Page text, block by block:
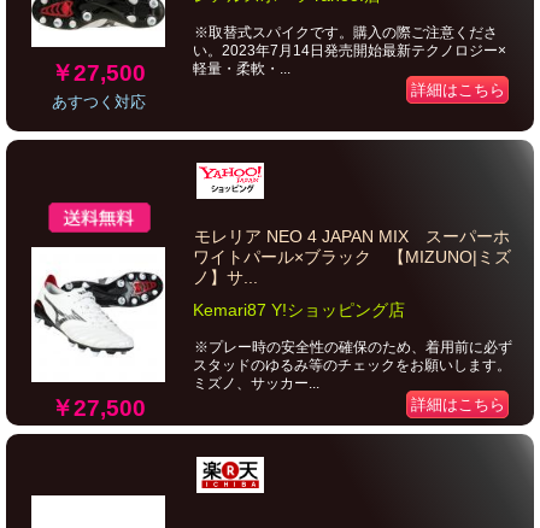
￥27,500
あすつく対応
※取替式スパイクです。購入の際ご注意くださ
い。2023年7月14日発売開始最新テクノロジー×
軽量・柔軟・...
詳細はこちら
￥27,500
モレリア NEO 4 JAPAN MIX スーパーホ
ワイトパール×ブラック 【MIZUNO|ミズ
ノ】サ...
Kemari87 Y!ショッピング店
※プレー時の安全性の確保のため、着用前に必ず
スタッドのゆるみ等のチェックをお願いします。
ミズノ、サッカー...
詳細はこちら